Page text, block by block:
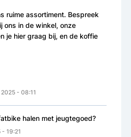
ruime assortiment. Bespreek
ons in de winkel, onze
je hier graag bij, en de koffie
- 08:11
halen met jeugtegoed?
19:21